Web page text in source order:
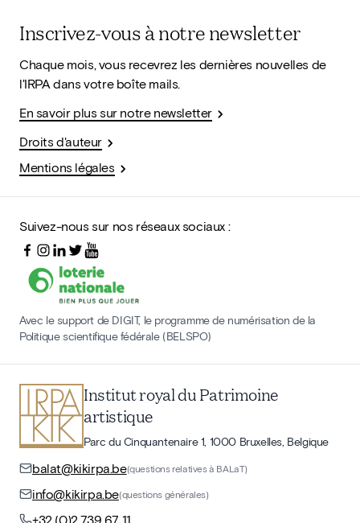
Inscrivez-vous à notre newsletter
Chaque mois, vous recevrez les dernières nouvelles de
l'IRPA dans votre boîte mails.
En savoir plus sur notre newsletter
Droits d'auteur
Mentions légales
Suivez-nous sur nos réseaux sociaux :
Avec le support de DIGIT, le programme de numérisation de la
Politique scientifique fédérale (BELSPO)
Institut royal du Patrimoine
artistique
Parc du Cinquantenaire 1, 1000 Bruxelles, Belgique
balat@kikirpa.be(questions relatives à BALaT)
info@kikirpa.be(questions générales)
+32 (0)2 739 67 11